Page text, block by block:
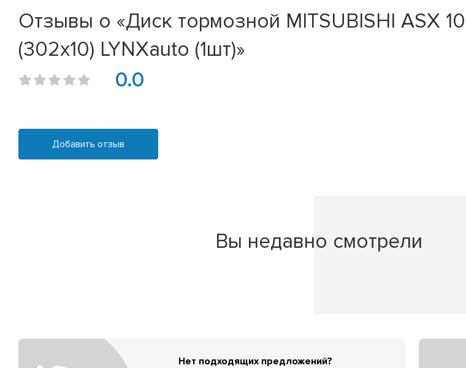
Отзывы о «Диск тормозной MITSUBISHI ASX
(302x10) LYNXauto (1шт)»
0.0
Добавить отзыв
Вы недавно смотрели
Нет подходящих предложений?